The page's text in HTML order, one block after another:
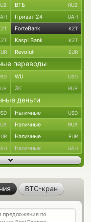
ВТБ RUB
Приват 24 UAH
ForteBank KZT
Kaspi Bank KZT
Revolut EUR
переводы
WU USD
ЗК RUB
деньги
Наличные USD
Наличные RUB
Наличные EUR
Наличные UAH
BTC-кран